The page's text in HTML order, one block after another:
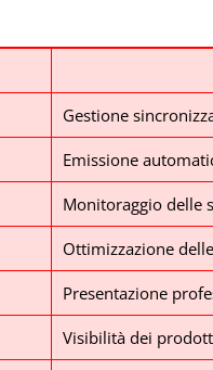
Gestione
Emissione
Monitoraggio delle
Ottimizzazione
Presentazione
Visibilità dei